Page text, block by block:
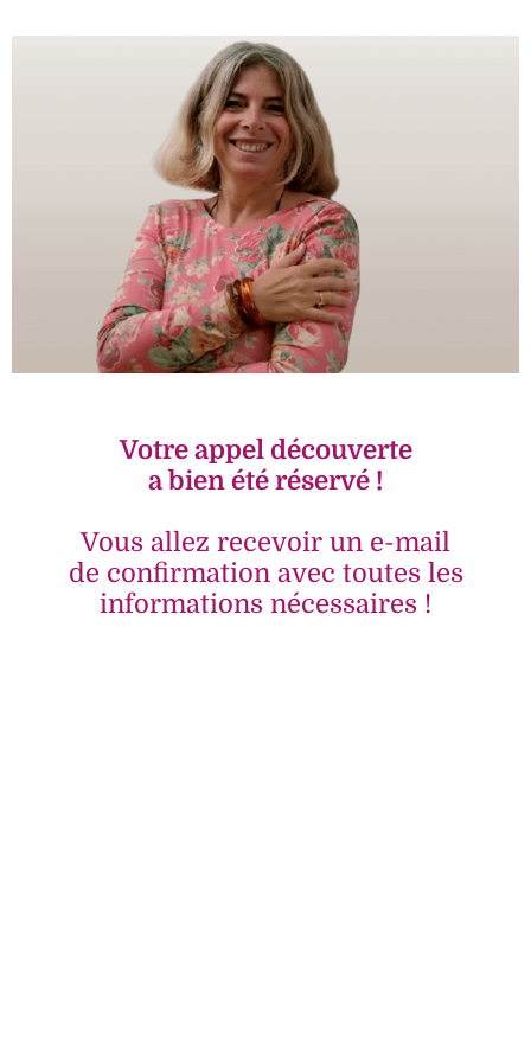
Votre appel découverte
a bien été réservé !
Vous allez recevoir un e-mail
de confirmation avec toutes les
informations nécessaires !